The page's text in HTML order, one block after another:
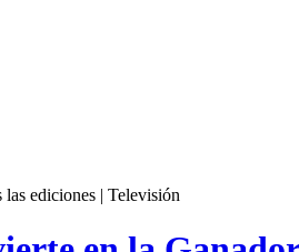
las ediciones | Televisión